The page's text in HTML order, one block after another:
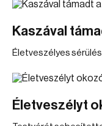
Kaszával
Életveszélyes
Életveszélyt